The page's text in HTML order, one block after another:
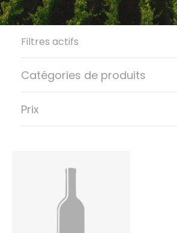
Filtres actifs
Catégories de produits
Prix